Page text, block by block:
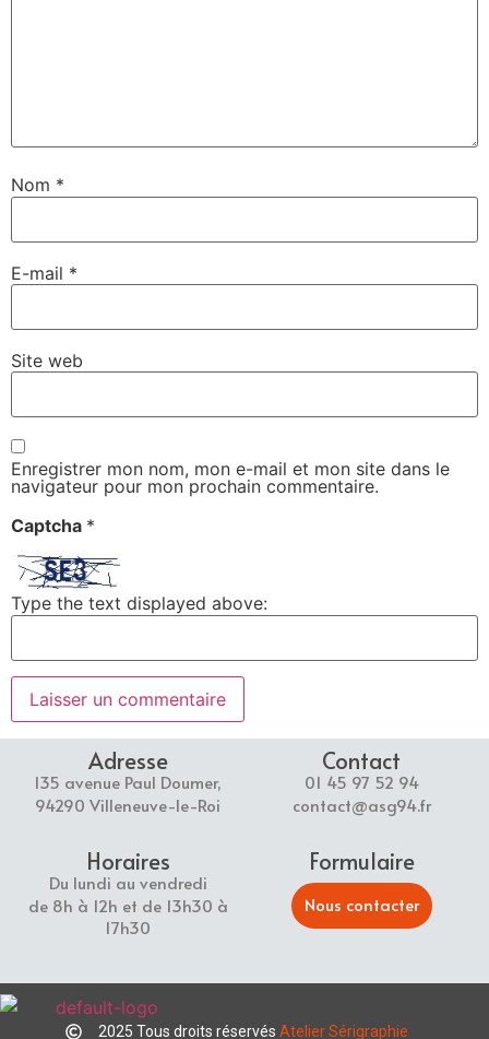
Nom *
E-mail *
Site web
Enregistrer mon nom, mon e-mail et mon site dans le
navigateur pour mon prochain commentaire.
Captcha *
Type the text displayed above:
Adresse
135 avenue Paul Doumer,
94290 Villeneuve-le-Roi
Contact
01 45 97 52 94
contact@asg94.fr
Horaires
Du lundi au vendredi
de 8h à 12h et de 13h30 à
17h30
Formulaire
Nous contacter
2025 Tous droits réservés Atelier Sérigraphie